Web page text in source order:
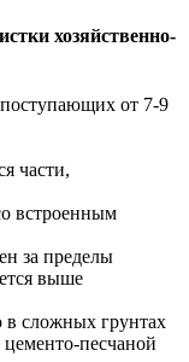
хозяйственно-
поступающих от 7-9
части,
встроенным
за пределы
выше
в сложных грунтах
песчаной